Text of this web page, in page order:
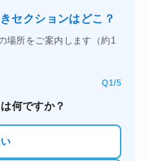
セクションはどこ？
場所をご案内します（約1
Q1/5
何ですか？